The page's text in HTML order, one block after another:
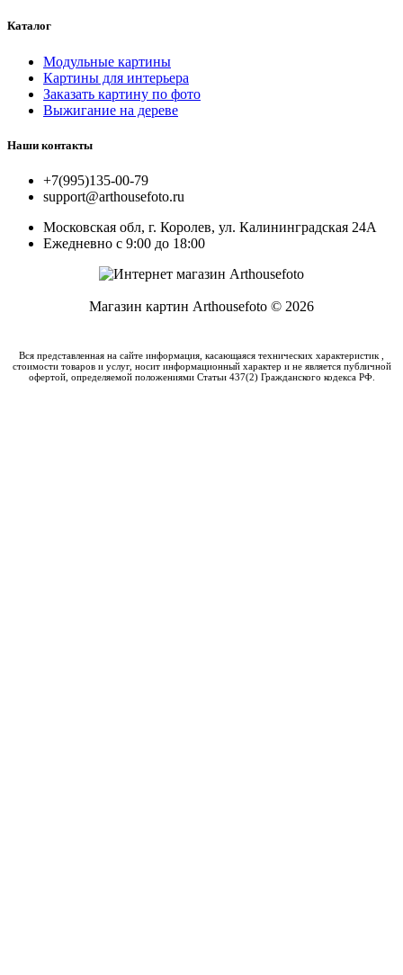
Каталог
Модульные картины
Картины для интерьера
Заказать картину по фото
Выжигание на дереве
Наши контакты
+7(995)135-00-79
support@arthousefoto.ru
Московская обл, г. Королев, ул. Калининградская 24А
Ежедневно с 9:00 до 18:00
Магазин картин Arthousefoto © 2026
Вся представленная на сайте информация, касающаяся технических характеристик ,
стоимости товаров и услуг, носит информационный характер и не является публичной
офертой, определяемой положениями Статьи 437(2) Гражданского кодекса РФ.